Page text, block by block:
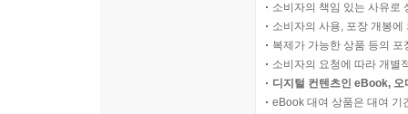
소비자의 책임 있는 사유로
소비자의 사용, 포장 개봉
복제가 가능한 상품 등의
소비자의 요청에 따라 개별
디지털 컨텐츠인 eBook,
eBook 대여 상품은 대여 기